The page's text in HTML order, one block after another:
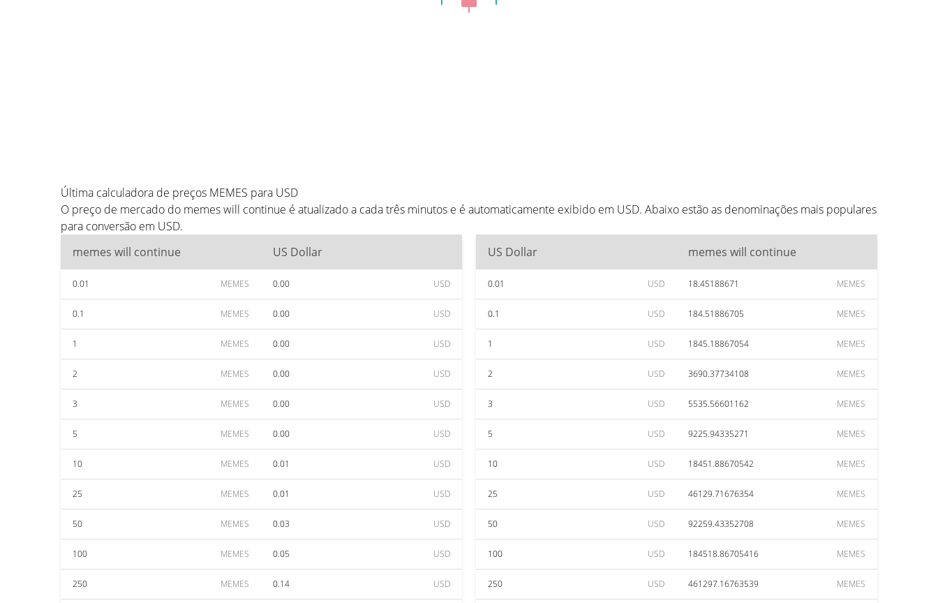
Última calculadora de preços MEMES para USD
O preço de mercado do memes will continue é atualizado a cada três minutos e é automaticamente exibido em USD. Abaixo estão as denominações mais populares
para conversão em USD.
memes will continue
US Dollar
0.01 MEMES 0.00 USD
0.1 MEMES 0.00 USD
1 MEMES 0.00 USD
2 MEMES 0.00 USD
3 MEMES 0.00 USD
5 MEMES 0.00 USD
10 MEMES 0.01 USD
25 MEMES 0.01 USD
50 MEMES 0.03 USD
100 MEMES 0.05 USD
250 MEMES 0.14 USD
US Dollar memes will continue
0.01 USD 18.45188671 MEMES
0.1 USD 184.51886705 MEMES
1 USD 1845.18867054 MEMES
2 USD 3690.37734108 MEMES
3 USD 5535.56601162 MEMES
5 USD 9225.94335271 MEMES
10 USD 18451.88670542 MEMES
25 USD 46129.71676354 MEMES
50 USD 92259.43352708 MEMES
100 USD 184518.86705416 MEMES
250 USD 461297.16763539 MEMES